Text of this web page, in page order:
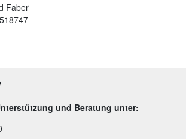
Faber
und Beratung unter: